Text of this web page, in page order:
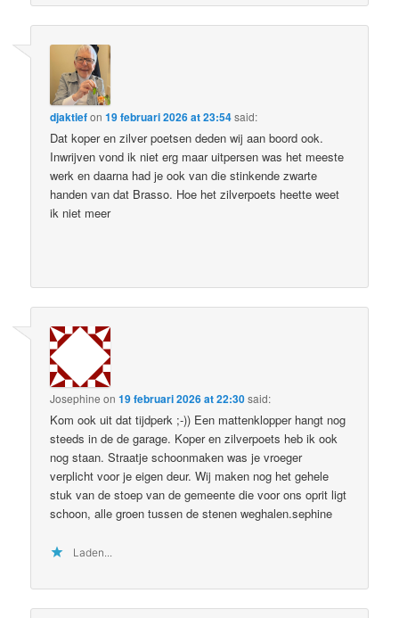
djaktiefon19 februari 2026 at 23:54said:
Dat koper en zilver poetsen deden wij aan boord ook.
Inwrijven vond ik niet erg maar uitpersen was het meeste
werk en daarna had je ook van die stinkende zwarte
handen van dat Brasso. Hoe het zilverpoets heette weet
ik niet meer
Josephine on19 februari 2026 at 22:30said:
Kom ook uit dat tijdperk ;-)) Een mattenklopper hangt nog
steeds in de de garage. Koper en zilverpoets heb ik ook
nog staan. Straatje schoonmaken was je vroeger
verplicht voor je eigen deur. Wij maken nog het gehele
stuk van de stoep van de gemeente die voor ons oprit ligt
schoon, alle groen tussen de stenen weghalen.sephine
Laden...